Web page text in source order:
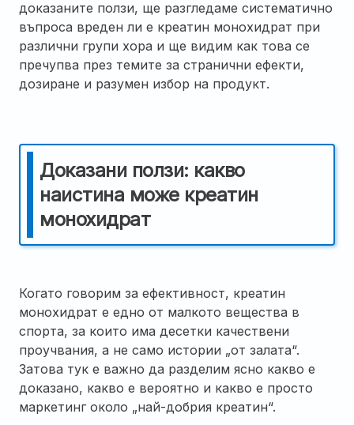
доказаните ползи, ще разгледаме систематично
въпроса вреден ли е креатин монохидрат при
различни групи хора и ще видим как това се
пречупва през темите за странични ефекти,
дозиране и разумен избор на продукт.
Доказани ползи: какво
наистина може креатин
монохидрат
Когато говорим за ефективност, креатин
монохидрат е едно от малкото вещества в
спорта, за които има десетки качествени
проучвания, а не само истории „от залата“.
Затова тук е важно да разделим ясно какво е
доказано, какво е вероятно и какво е просто
маркетинг около „най-добрия креатин“.